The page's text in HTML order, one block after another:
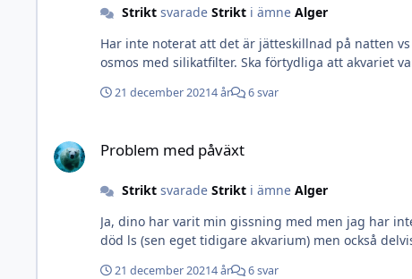
Striktsvarade Strikti ämne Alger
Har inte noterat att det är jätteskillnad på natten vs
osmos med silikatfilter. Ska förtydliga att
21 december 20214 år 6 svar
Problem med påväxt
Striktsvarade Strikti ämne Alger
Ja, dino har varit min gissning med men jag har inte haft det
21 december 20214 år 6 svar